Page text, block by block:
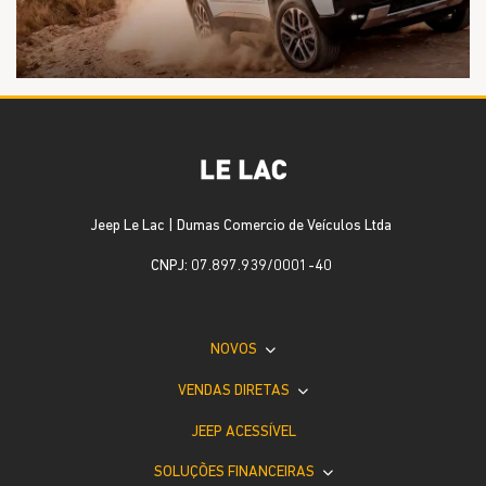
Jeep Le Lac | Dumas Comercio de Veículos Ltda
CNPJ: 07.897.939/0001-40
NOVOS
VENDAS DIRETAS
JEEP ACESSÍVEL
SOLUÇÕES FINANCEIRAS